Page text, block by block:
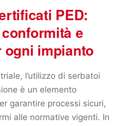
PED:
e
ogni impianto
l’utilizzo di serbatoi
è un elemento
garantire processi sicuri,
alle normative vigenti. In